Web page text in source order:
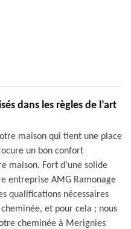
dans les règles de l’art
maison qui tient une place
un bon confort
maison. Fort d’une solide
entreprise AMG Ramonage
qualifications nécessaires
et pour cela ; nous
cheminée à Merignies